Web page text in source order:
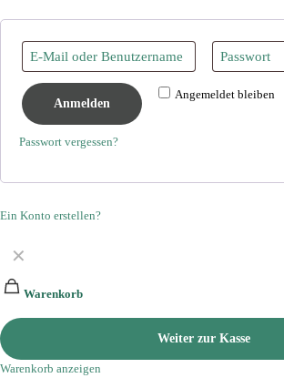
Angemeldet bleiben
Anmelden
Passwort vergessen?
Ein Konto erstellen?
✕
Warenkorb
Weiter zur Kasse
Warenkorb anzeigen